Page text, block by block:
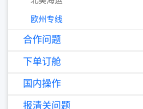
欧州专线
合作问题
下单订舱
国内操作
报清关问题